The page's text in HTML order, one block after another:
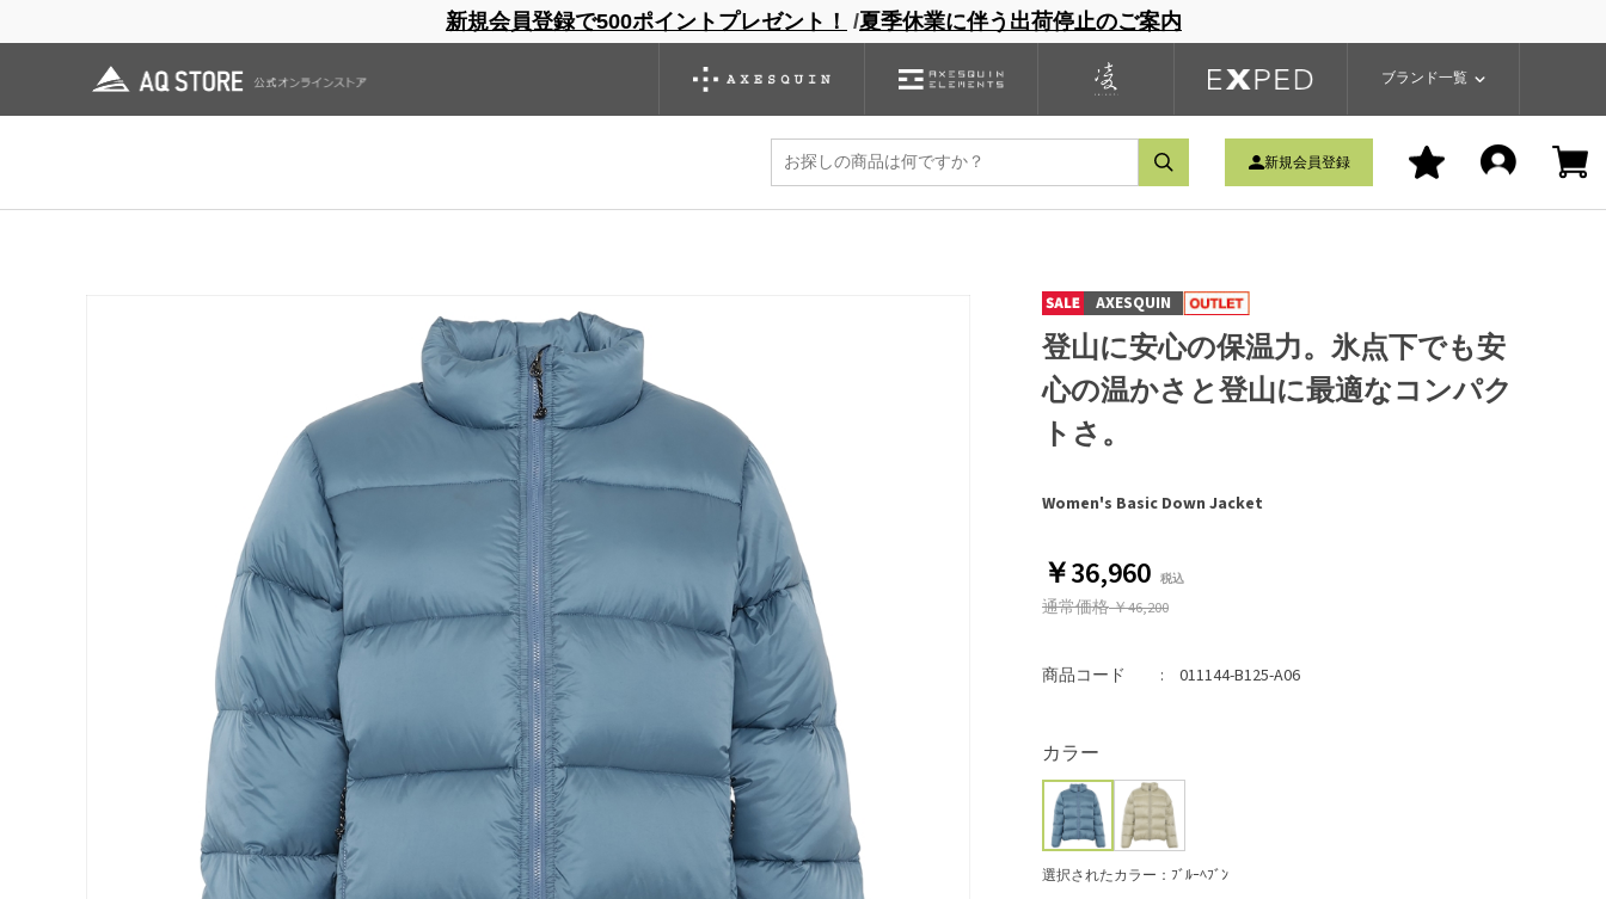
新規会員登録で500ポイントプレゼント！ /夏季休業に伴う出荷停止のご案内
ブランド一覧
ブランドサイト 商品一覧 ブランドサイト 商品一覧
新規会員登録
スリーピングマット バックパック グローブ シノギング アウトレット
AXESQUIN
登山に安心の保温力。氷点下でも安
心の温かさと登山に最適なコンパク
トさ。
Women's Basic Down Jacket
￥36,960
通常価格￥46,200
商品コード 011144-B125-A06
カラー
選択されたカラー：ﾌﾞﾙｰﾍﾌﾞﾝ